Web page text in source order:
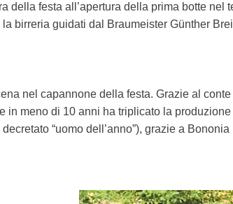
della festa all’apertura della prima botte nel
birreria guidati dal Braumeister Günther
nel capannone della festa. Grazie al
meno di 10 anni ha triplicato la
“uomo dell’anno”), grazie a